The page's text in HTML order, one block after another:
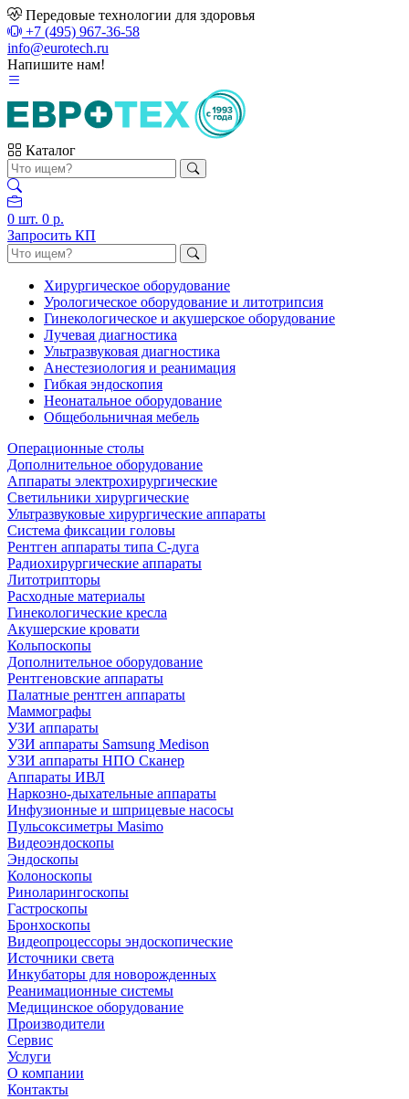
Передовые технологии для здоровья
+7 (495) 967-36-58
info@eurotech.ru
Напишите нам!
Каталог
0 шт. 0 р.
Запросить КП
Хирургическое оборудование
Урологическое оборудование и литотрипсия
Гинекологическое и акушерское оборудование
Лучевая диагностика
Ультразвуковая диагностика
Анестезиология и реанимация
Гибкая эндоскопия
Неонатальное оборудование
Общебольничная мебель
Операционные столы
Дополнительное оборудование
Аппараты электрохирургические
Светильники хирургические
Ультразвуковые хирургические аппараты
Система фиксации головы
Рентген аппараты типа С-дуга
Радиохирургические аппараты
Литотрипторы
Расходные материалы
Гинекологические кресла
Акушерские кровати
Кольпоскопы
Дополнительное оборудование
Рентгеновские аппараты
Палатные рентген аппараты
Маммографы
УЗИ аппараты
УЗИ аппараты Samsung Medison
УЗИ аппараты НПО Сканер
Аппараты ИВЛ
Наркозно-дыхательные аппараты
Инфузионные и шприцевые насосы
Пульсоксиметры Masimo
Видеоэндоскопы
Эндоскопы
Колоноскопы
Риноларингоскопы
Гастроскопы
Бронхоскопы
Видеопроцессоры эндоскопические
Источники света
Инкубаторы для новорожденных
Реанимационные системы
Медицинское оборудование
Производители
Сервис
Услуги
О компании
Контакты